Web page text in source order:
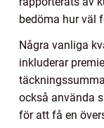
bedöma hur väl
Några vanliga
inkluderar
också använda
för att få en